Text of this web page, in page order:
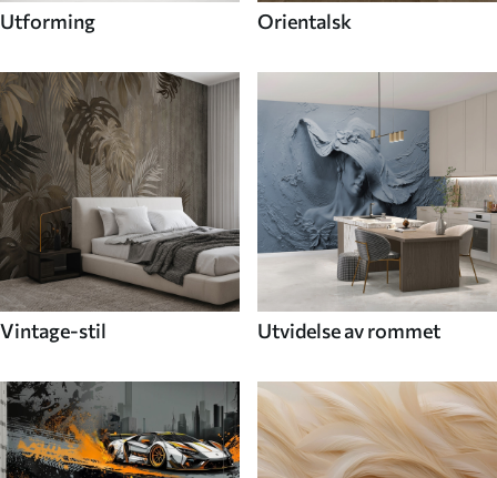
Utforming Orientalsk
Vintage-stil Utvidelse av rommet